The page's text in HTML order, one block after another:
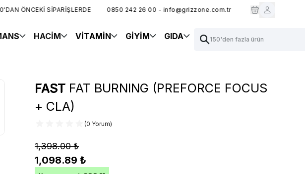
ÖNCEKİ SİPARİŞLERDE 0850 242 26 00 - info@grizzone.com.tr GRZ10 KODUYLA
HACİM VİTAMİN GİYİM GIDA 150'den fazla ürün
FAST FAT BURNING (PREFORCE FOCUS
+ CLA)
(0 Yorum)
1,398.00 ₺
1,098.89 ₺